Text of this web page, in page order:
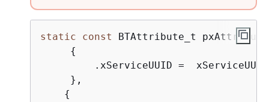
static const
BTAttribute_t
{
.xServiceUUID =
     },
{